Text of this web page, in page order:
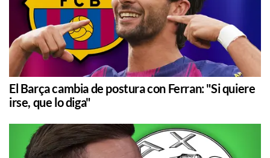
El Barça cambia de postura con Ferran: "Si quiere
irse, que lo diga"